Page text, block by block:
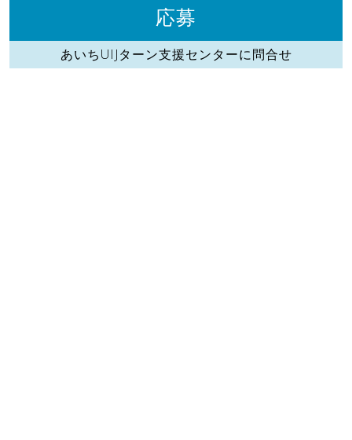
応募
あいちUIJターン支援センターに問合せ